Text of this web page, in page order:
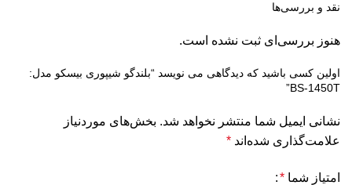
نقد و بررسی‌ها
هنوز بررسی‌ای ثبت نشده است.
اولین کسی باشید که دیدگاهی می نویسد “بلندگو شیپوری بیسکو مدل:
BS-1450T”
نشانی ایمیل شما منتشر نخواهد شد. بخش‌های موردنیاز
علامت‌گذاری شده‌اند *
امتیاز شما *